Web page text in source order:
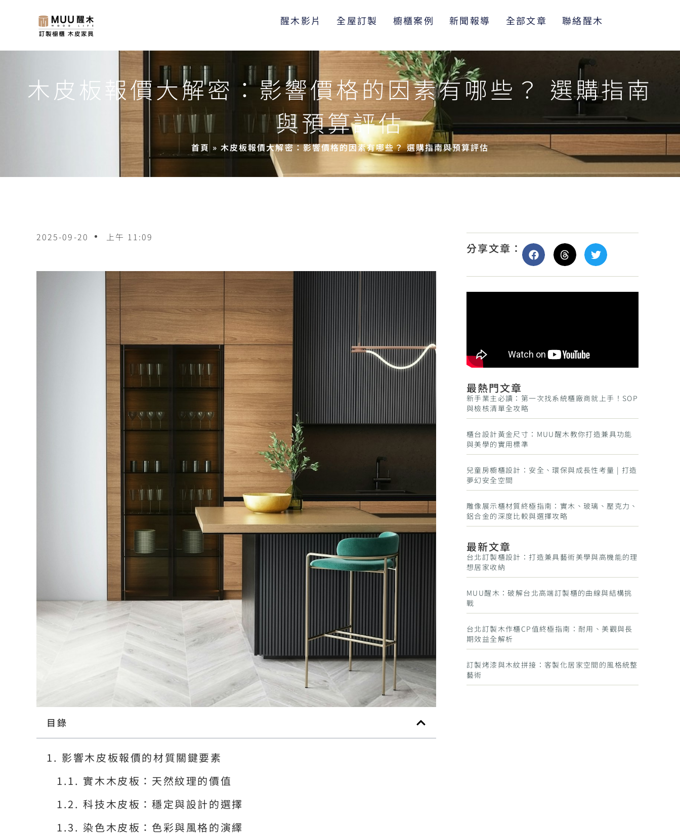
醒木影片 全屋訂製 櫥櫃案例 新聞報導 全部文章 聯絡醒木
木皮板報價大解密：影響價格的因素有哪些？ 選購指南
與預算評估
首頁 » 木皮板報價大解密：影響價格的因素有哪些？ 選購指南與預算評估
2025-09-20 上午 11:09
目錄
影響木皮板報價的材質關鍵要素
實木木皮板：天然紋理的價值
科技木皮板：穩定與設計的選擇
染色木皮板：色彩與風格的演繹
分享文章：
最熱門文章
新手業主必讀：第一次找系統櫃廠商就上手！SOP
與檢核清單全攻略
櫃台設計黃金尺寸：MUU醒木教你打造兼具功能
與美學的實用標準
兒童房櫥櫃設計：安全、環保與成長性考量 | 打造
夢幻安全空間
雕像展示櫃材質終極指南：實木、玻璃、壓克力、
鋁合金的深度比較與選擇攻略
最新文章
台北訂製櫃設計：打造兼具藝術美學與高機能的理
想居家收納
MUU醒木：破解台北高端訂製櫃的曲線與結構挑
戰
台北訂製木作櫃CP值終極指南：耐用、美觀與長
期效益全解析
訂製烤漆與木紋拼接：客製化居家空間的風格統整
藝術